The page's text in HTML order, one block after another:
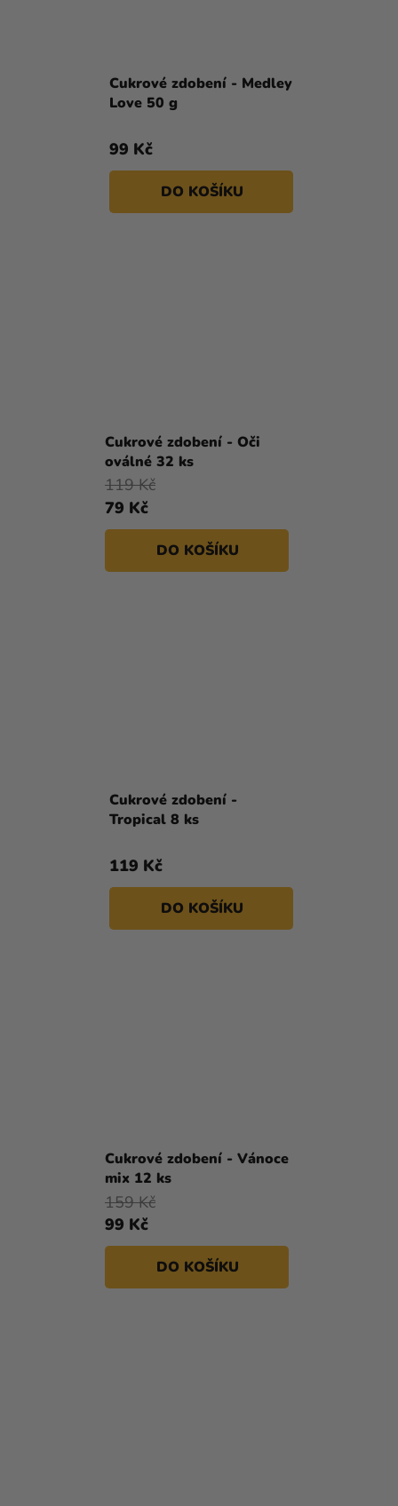
Cukrové zdobení - Medley
Love 50 g
99 Kč
DO KOŠÍKU
Cukrové zdobení - Oči
oválné 32 ks
79 Kč
119 Kč
DO KOŠÍKU
Cukrové zdobení -
Tropical 8 ks
119 Kč
DO KOŠÍKU
Cukrové zdobení - Vánoce
mix 12 ks
99 Kč
159 Kč
DO KOŠÍKU